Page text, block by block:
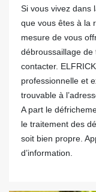
Si vous vivez dans
que vous êtes à la
mesure de vous
débroussaillage
contacter.
professionnelle et
trouvable à
A part le
le traitement des
soit bien propre.
d’information.